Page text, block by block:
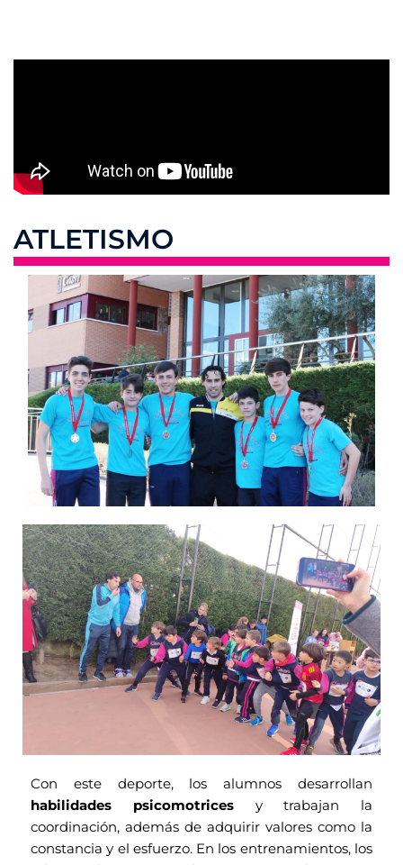
ATLETISMO
Con este deporte, los alumnos desarrollan
habilidades psicomotricesy trabajan la
coordinación, además de adquirir valores como la
constancia y el esfuerzo. En los entrenamientos, los